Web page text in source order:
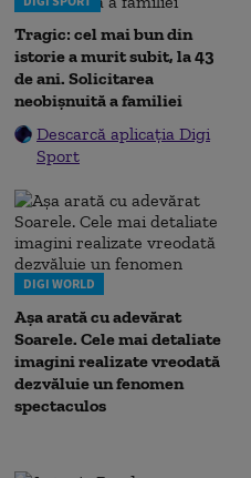
Tragic: cel mai bun din
istorie a murit subit, la 43
de ani. Solicitarea
neobișnuită a familiei
Descarcă aplicația Digi
Sport
DIGI WORLD
Așa arată cu adevărat
Soarele. Cele mai detaliate
imagini realizate vreodată
dezvăluie un fenomen
spectaculos